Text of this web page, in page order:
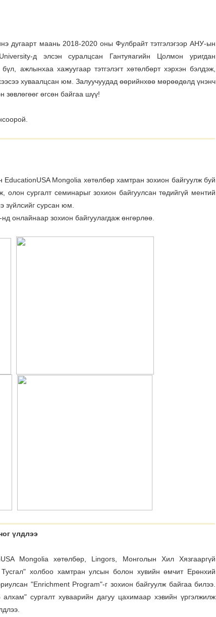
дугаарт маань 2018-2020 оны Фулбрайт тэтгэлэгээр АНУ-ын
д элсэн суралцсан Гантуяагийн Цолмон уригдан
ажлынхаа хажуугаар тэтгэлэгт хөтөлбөрт хэрхэн бэлдэж,
хуваалцсан юм. Залуучуудад өөрийнхөө мөрөөдөлд үнэнч
зөвлөгөөг өгсөн байгаа шүү!
Mongolia хөтөлбөр хамтран зохион байгуулж буй
сургалт семинарыг зохион байгуулсан төдийгүй ментий
зүйлсийг сурсан юм.
онлайнаар зохион байгуулагдаж өнгөрлөө.
үлдлээ
Mongolia хөтөлбөр, Lingors, Монголын Хил Хязгааргүй
холбоо хамтран улсын болон хувийн өмчит Ерөнхий
"Enrichment Program"-г зохион байгуулж байгаа билээ.
сургалт хуваарийн дагуу цахимаар хэвийн үргэлжилж